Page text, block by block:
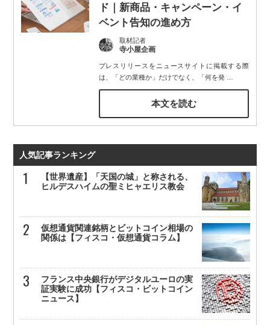
ド｜新商品・キャンペーン・イ
ベント告知の進め方
取材記者
寺小屋企画
プレスリリースをニュースサイトに掲載する際
は、「どの業種か」だけでなく、「何を発…
本文を読む
人気記事ランキング
【世界遺産】「天国の城」と称される、
ヒルデスハイムの聖ミヒャエリス教会
仮想通貨関連銘柄とビットコイン相場の
関係は【フィスコ・仮想通貨コラム】
フランス中央銀行がデジタルユーロの実
証実験に成功【フィスコ・ビットコイン
ニュース】